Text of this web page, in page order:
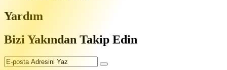
Yardım
Bizi Yakından Takip Edin